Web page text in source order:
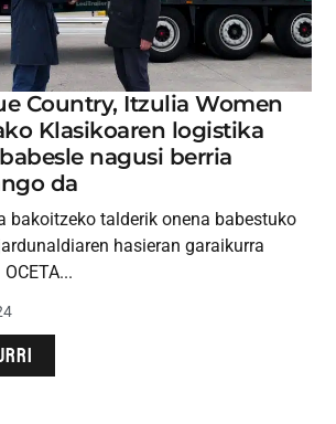
Country, Itzulia Women
Klasikoaren logistika
nagusi berria
da
bakoitzeko talderik onena babestuko
hasieran garaikurra